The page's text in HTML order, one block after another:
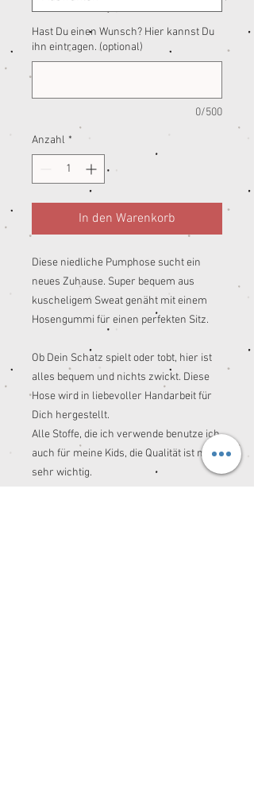
Hast Du einen Wunsch? Hier kannst Du
ihn eintragen. (optional)
0/500
Anzahl *
In den Warenkorb
Diese niedliche Pumphose sucht ein
neues Zuhause. Super bequem aus
kuscheligem Sweat genäht mit einem
Hosengummi für einen perfekten Sitz.
Ob Dein Schatz spielt oder tobt, hier ist
alles bequem und nichts zwickt. Diese
Hose wird in liebevoller Handarbeit für
Dich hergestellt.
Alle Stoffe, die ich verwende benutze ich
auch für meine Kids, die Qualität ist mir
sehr wichtig.